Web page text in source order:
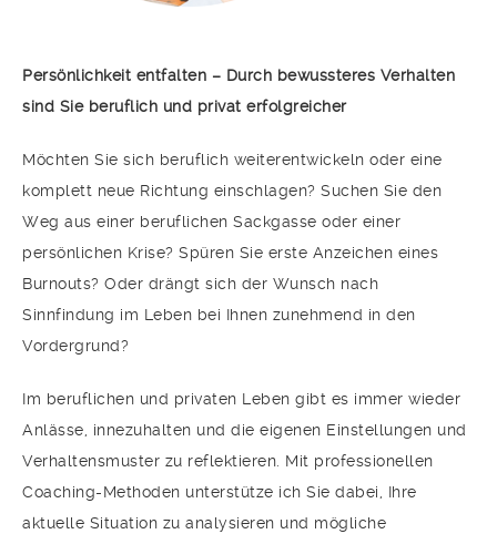
Persönlichkeit entfalten – Durch bewussteres Verhalten
sind Sie beruflich und privat erfolgreicher
Möchten Sie sich beruflich weiterentwickeln oder eine
komplett neue Richtung einschlagen? Suchen Sie den
Weg aus einer beruflichen Sackgasse oder einer
persönlichen Krise? Spüren Sie erste Anzeichen eines
Burnouts? Oder drängt sich der Wunsch nach
Sinnfindung im Leben bei Ihnen zunehmend in den
Vordergrund?
Im beruflichen und privaten Leben gibt es immer wieder
Anlässe, innezuhalten und die eigenen Einstellungen und
Verhaltensmuster zu reflektieren. Mit professionellen
Coaching-Methoden unterstütze ich Sie dabei, Ihre
aktuelle Situation zu analysieren und mögliche